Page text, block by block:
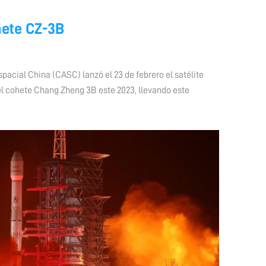
CZ-3B
China (CASC) lanzó el 23 de febrero el satélite
Chang Zheng 3B este 2023, llevando este